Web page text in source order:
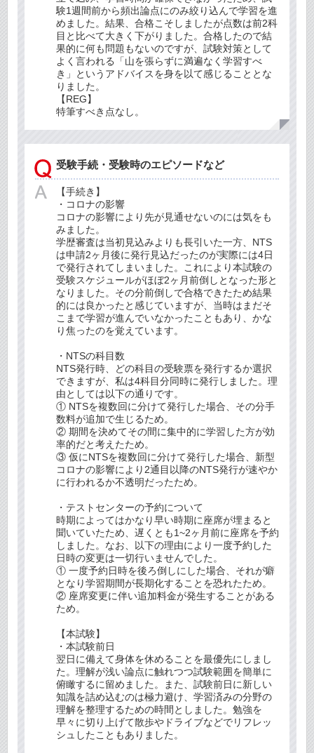
験1週間前から頻出論点にのみ絞り込んで学習を進
めました。結果、合格こそしましたが点数は前2科
目と比べて大きく下がりました。合格したので結
果的に何も問題もないのですが、試験対策として
よく言われる「山を張らずに満遍なく学習すべ
き」というアドバイスを身を以て感じることとな
りました。
【REG】
特筆すべき点なし。
受験手続・受験時のエピソードなど
【手続き】
・コロナの影響
コロナの影響により先が見通せないのには気をも
みました。
学歴審査は当初見込みよりも長引いた一方、NTS
は申請2ヶ月後に発行見込だったのが実際には4日
で発行されてしまいました。これにより本試験の
受験スケジュールがほぼ2ヶ月前倒しとなった形と
なりました。その分前倒しで合格できたため結果
的には良かったと感じていますが、当時はまだそ
こまで学習が進んでいなかったこともあり、かな
り焦ったのを覚えています。
・NTSの科目数
NTS発行時、どの科目の受験票を発行するか選択
できますが、私は4科目分同時に発行しました。理
由としては以下の通りです。
① NTSを複数回に分けて発行した場合、その分手
数料が追加で生じるため。
② 期間を決めてその間に集中的に学習した方が効
率的だと考えたため。
③ 仮にNTSを複数回に分けて発行した場合、新型
コロナの影響により2通目以降のNTS発行が速やか
に行われるか不透明だったため。
・テストセンターの予約について
時期によってはかなり早い時期に座席が埋まると
聞いていたため、遅くとも1~2ヶ月前に座席を予約
しました。なお、以下の理由により一度予約した
日時の変更は一切行いませんでした。
① 一度予約日時を後ろ倒しにした場合、それが癖
となり学習期間が長期化することを恐れたため。
② 座席変更に伴い追加料金が発生することがある
ため。
【本試験】
・本試験前日
翌日に備えて身体を休めることを最優先にしまし
た。理解が浅い論点に触れつつ試験範囲を簡単に
俯瞰するに留めました。また、試験前日に新しい
知識を詰め込むのは極力避け、学習済みの分野の
理解を整理するための時間としました。勉強を
早々に切り上げて散歩やドライブなどでリフレッ
シュしたこともありました。